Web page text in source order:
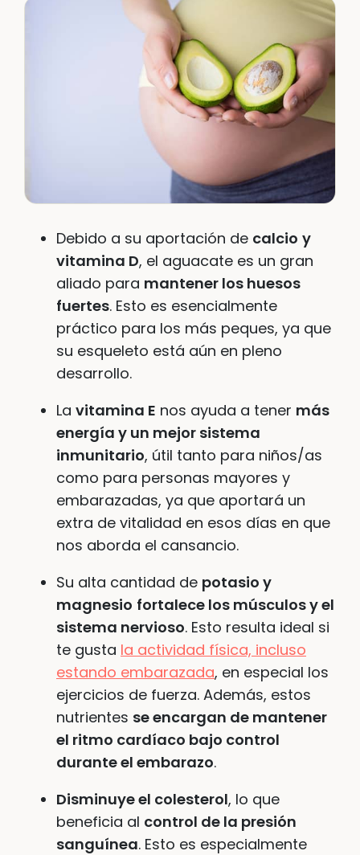
Debido a su aportación de calcio y
vitamina D, el aguacate es un gran
aliado para mantener los huesos
fuertes. Esto es esencialmente
práctico para los más peques, ya que
su esqueleto está aún en pleno
desarrollo.
La vitamina E nos ayuda a tener más
energía y un mejor sistema
inmunitario, útil tanto para niños/as
como para personas mayores y
embarazadas, ya que aportará un
extra de vitalidad en esos días en que
nos aborda el cansancio.
Su alta cantidad de potasio y
magnesio fortalece los músculos y el
sistema nervioso. Esto resulta ideal si
te gusta la actividad física, incluso
estando embarazada, en especial los
ejercicios de fuerza. Además, estos
nutrientes se encargan de mantener
el ritmo cardíaco bajo control
durante el embarazo.
Disminuye el colesterol, lo que
beneficia al control de la presión
sanguínea. Esto es especialmente